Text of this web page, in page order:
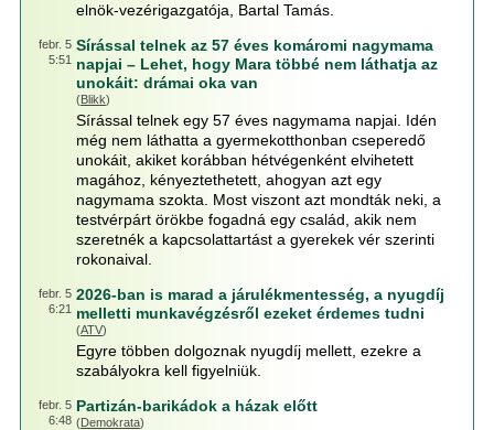
elnök-vezérigazgatója, Bartal Tamás.
febr. 5
5:51
Sírással telnek az 57 éves komáromi nagymama
napjai – Lehet, hogy Mara többé nem láthatja az
unokáit: drámai oka van
(Blikk)
Sírással telnek egy 57 éves nagymama napjai. Idén
még nem láthatta a gyermekotthonban cseperedő
unokáit, akiket korábban hétvégenként elvihetett
magához, kényeztethetett, ahogyan azt egy
nagymama szokta. Most viszont azt mondták neki, a
testvérpárt örökbe fogadná egy család, akik nem
szeretnék a kapcsolattartást a gyerekek vér szerinti
rokonaival.
febr. 5
6:21
2026-ban is marad a járulékmentesség, a nyugdíj
melletti munkavégzésről ezeket érdemes tudni
(ATV)
Egyre többen dolgoznak nyugdíj mellett, ezekre a
szabályokra kell figyelniük.
febr. 5
6:48
Partizán-barikádok a házak előtt
(Demokrata)